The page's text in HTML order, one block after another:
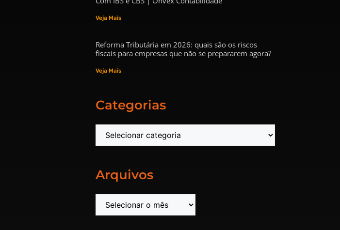
Veja Mais
Reforma Tributária em 2026: quais são os riscos
fiscais para empresas que não se prepararem agora?
Veja Mais
Categorias
Arquivos